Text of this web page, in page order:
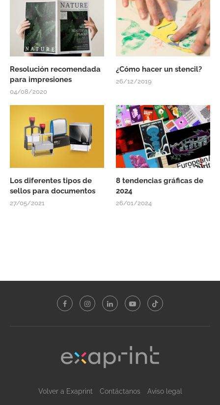
Resolución recomendada
para impresiones
04/08/2020
¿Cómo hacer un stencil?
26/12/2019
Los diferentes tipos de
sellos para documentos
27/05/2021
8 tendencias gráficas de
2024
26/01/2024
Volver a Exaprint Contáctanos Aviso legal